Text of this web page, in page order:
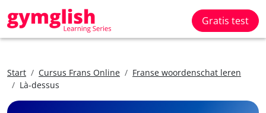
Gratis test
Start Cursus Frans Online
Franse woordenschat leren
Là-dessus